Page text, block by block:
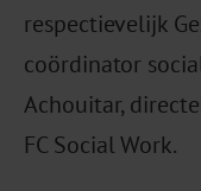
respectievelijk
coördinator
Achouitar,
FC Social Work.